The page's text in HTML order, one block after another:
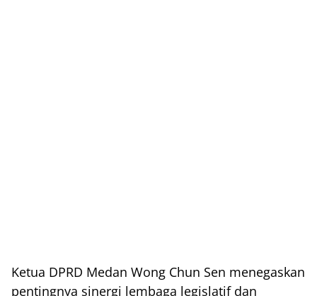
Ketua DPRD Medan Wong Chun Sen menegaskan
pentingnya sinergi lembaga legislatif dan